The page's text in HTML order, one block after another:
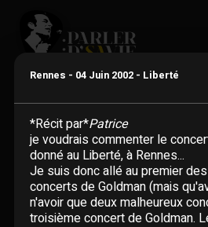
ACTUALITÉ
BIOGRAPHIE
Rennes - 04 Juin 2002 - Liberté
*Récit par*Patrice
je voudrais commenter le
donné au Liberté, à Rennes...
Je suis donc allé au premier
concerts de Goldman (mais
n'avoir que deux malheureux
troisième concert de Goldman.